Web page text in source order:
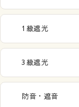
1級遮光
3級遮光
防音・遮音